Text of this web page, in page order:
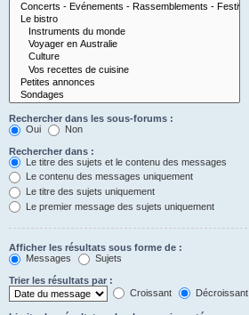
Rechercher dans les sous-forums :
Oui
Non
Rechercher dans :
Le titre des sujets et le contenu des messages
Le contenu des messages uniquement
Le titre des sujets uniquement
Le premier message des sujets uniquement
Afficher les résultats sous forme de :
Messages
Sujets
Trier les résultats par :
Croissant
Décroissant